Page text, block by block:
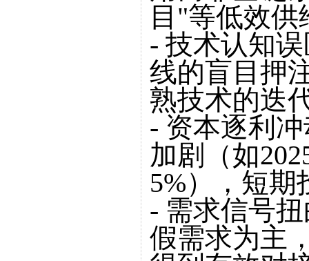
目"等低效供
- 技术认知
线的盲目押
熟技术的迭
- 资本逐利
加剧（如
5%），短期
- 需求信号
假需求为主